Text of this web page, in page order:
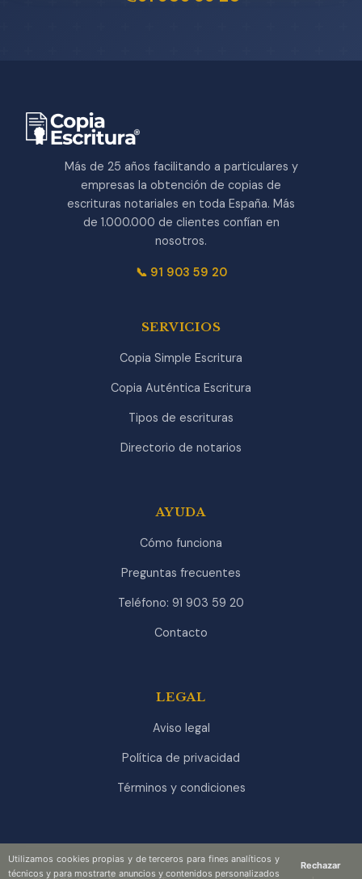
Utilizamos cookies propias y de terceros para fines analíticos y
técnicos y para mostrarte anuncios y contenidos personalizados
Rechazar
Más de 25 años facilitando a particulares y
empresas la obtención de copias de
escrituras notariales en toda España. Más
de 1.000.000 de clientes confían en
nosotros.
📞 91 903 59 20
SERVICIOS
Copia Simple Escritura
Copia Auténtica Escritura
Tipos de escrituras
Directorio de notarios
AYUDA
Cómo funciona
Preguntas frecuentes
Teléfono: 91 903 59 20
Contacto
LEGAL
Aviso legal
Política de privacidad
Términos y condiciones